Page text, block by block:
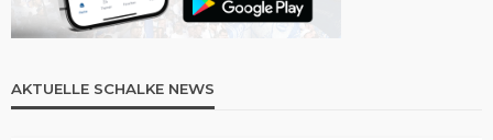
AKTUELLE SCHALKE NEWS